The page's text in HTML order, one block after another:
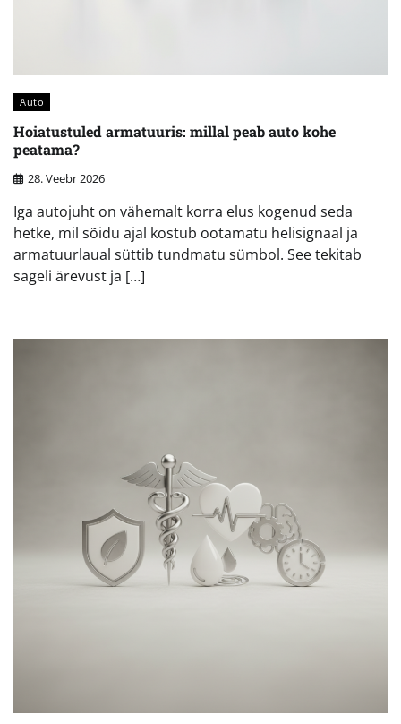
Auto
Hoiatustuled armatuuris: millal peab auto kohe
peatama?
28. Veebr 2026
Iga autojuht on vähemalt korra elus kogenud seda
hetke, mil sõidu ajal kostub ootamatu helisignaal ja
armatuurlaual süttib tundmatu sümbol. See tekitab
sageli ärevust ja […]